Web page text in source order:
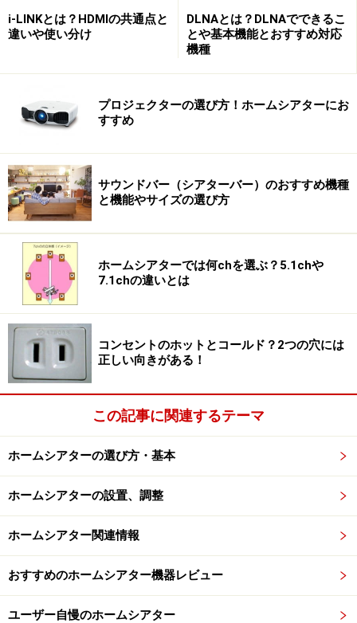
影する
（左図参照）
ビ」として実用的。 大画面でもリー
スナブルな価格に注目！
一般的な液晶やDLPタイプでは光源の
間～5,000時間で 交換が必要。 （ラ
「リアプロ」とは、直視型テレビの「手軽さ」と、プロ
ジェクターの「大画面で低価格」という特徴を合わせ持
っているのです。
次のページでは、リアプロ、プラズマ、液晶テレ
ビの具体的な商品例を挙げ、価格、薄さ、機能な
どについて比較します！
※記事内容は執筆時点のものです。最新の内容をご確認くださ
い。
i-LINKとは？HDMIの共通点と
違いや使い分け
DLNAとは？DLNAでできるこ
とや基本機能とおすすめ対応
機種
プロジェクターの選び方！ホームシアターにお
すすめ
サウンドバー（シアターバー）のおすすめ機種
と機能やサイズの選び方
ホームシアターでは何chを選ぶ？5.1chや
7.1chの違いとは
コンセントのホットとコールド？2つの穴には
正しい向きがある！
この記事に関連するテーマ
ホームシアターの選び方・基本
ホームシアターの設置、調整
ホームシアター関連情報
おすすめのホームシアター機器レビュー
ユーザー自慢のホームシアター